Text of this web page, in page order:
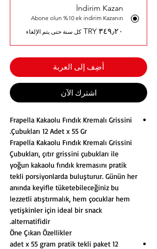
İndirim Kazan
Abone olun %10 ek indirim Kazanın
كل سنة حتى يتم الإلغاء
أضِف إلى العربة
اشترِك الآن
Frapella Kakaolu Fındık Kremalı Grissini
Çubukları 12 Adet x 55 Gr.
Frapella Kakaolu Fındık Kremalı Grissini
Çubukları, çıtır grissini çubukları ile
yoğun kakaolu fındık kremasını pratik
tekli porsiyonlarda buluşturur. Günün her
anında keyifle tüketebileceğiniz bu
lezzetli atıştırmalık, hem çocuklar hem
yetişkinler için ideal bir snack
alternatifidir.
Öne Çıkan Özellikler
12 adet x 55 gram pratik tekli paket